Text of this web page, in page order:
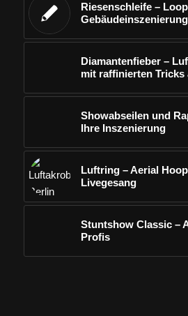
Riesenschleife –
Gebäudeinszenierung
Diamantenfieber –
mit raffinierten Tricks
Showabseilen und
Ihre Inszenierung
Luftring – Aerial
Livegesang
Stuntshow Classic –
Profis